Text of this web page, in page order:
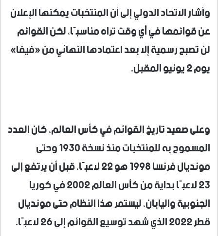
وأشار الاتحاد الدولي إلى أن المنتخبات يمكنها الإعلان
عن قوائمها في أي وقت تراه مناسبًا، لكن القوائم
لن تصبح رسمية إلا بعد اعتمادها النهائي من «فيفا»
يوم 2 يونيو المقبل.
وعلى صعيد تاريخ القوائم في كأس العالم، كان العدد
المسموح به للمنتخبات منذ نسخة 1930 وحتى
مونديال فرنسا 1998 هو 22 لاعبًا، قبل أن يرتفع إلى
23 لاعبًا بداية من كأس العالم 2002 في كوريا
الجنوبية واليابان، ليستمر هذا النظام حتى مونديال
قطر 2022 الذي شهد توسيع القوائم إلى 26 لاعبًا.